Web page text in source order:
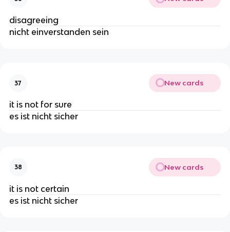
disagreeing
nicht einverstanden sein
37 New cards
it is not for sure
es ist nicht sicher
38 New cards
it is not certain
es ist nicht sicher